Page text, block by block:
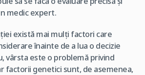
medic expert.
există mai mulți factori care
înainte de a lua o decizie
vârsta este o problemă privind
factorii genetici sunt, de asemenea,